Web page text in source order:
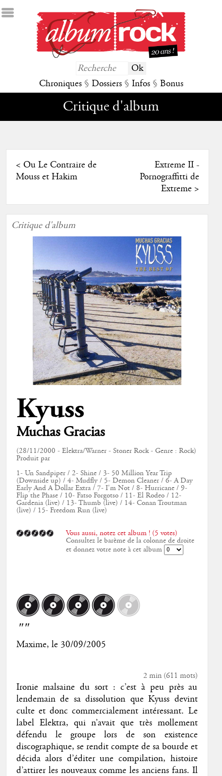
Chroniques § Dossiers § Infos § Bonus
Critique d'album
< Ou Le Contraire de
Mouss et Hakim
Extreme II -
Pornograffitti de
Extreme>
Critique d'album
Kyuss
Muchas Gracias
(28/11/2000 - Elektra/Warner - Stoner Rock - Genre : Rock)
Produit par
1- Un Sandpiper / 2- Shine / 3- 50 Million Year Trip
(Downside up) / 4- Mudfly / 5- Demon Cleaner / 6- A Day
Early And A Dollar Extra / 7- I'm Not / 8- Hurricane / 9-
Flip the Phase / 10- Fatso Forgotso / 11- El Rodeo / 12-
Gardenia (live) / 13- Thumb (live) / 14- Conan Troutman
(live) / 15- Freedom Run (live)
Vous aussi, notez cet album ! (5 votes)
Consultez le barème de la colonne de droite
et donnez votre note à cet album
""
Maxime, le 30/09/2005
2 min(611 mots)
Ironie malsaine du sort : c’est à peu près au
lendemain de sa dissolution que Kyuss devint
culte et donc commercialement intéressant. Le
label Elektra, qui n’avait que très mollement
défendu le groupe lors de son existence
discographique, se rendit compte de sa bourde et
décida alors d’éditer une compilation, histoire
d’attirer les nouveaux comme les anciens fans. Il